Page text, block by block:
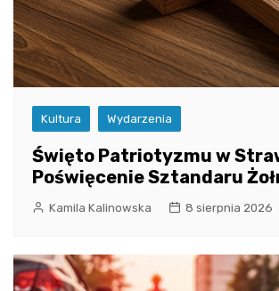
Kultura Wydarzenia
Święto Patriotyzmu w
Poświęcenie Sztandaru
Kamila Kalinowska 8 sierpnia 2026